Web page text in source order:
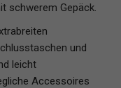
schwerem Gepäck.
und
leicht
Accessoires